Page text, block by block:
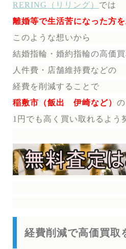
RERING（リリング） では
離婚等で生活苦になった方を
このような想いから
結婚指輪・婚約指輪の高価買
人件費・店舗維持費などの
経費を削減することで
稲敷市（飯出 伊崎など）
1円でも高く買い取れるよう
経費削減で高価買取